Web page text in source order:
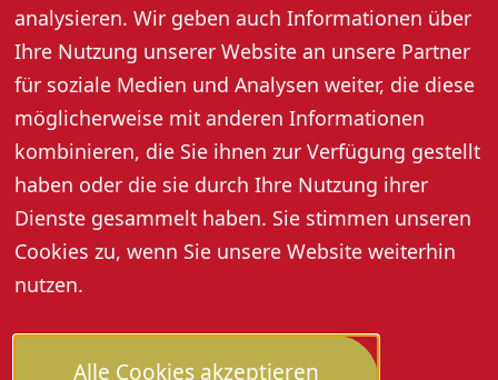
analysieren. Wir geben auch Informationen über
Ihre Nutzung unserer Website an unsere Partner
für soziale Medien und Analysen weiter, die diese
möglicherweise mit anderen Informationen
kombinieren, die Sie ihnen zur Verfügung gestellt
haben oder die sie durch Ihre Nutzung ihrer
Dienste gesammelt haben. Sie stimmen unseren
Cookies zu, wenn Sie unsere Website weiterhin
nutzen.
Alle Cookies akzeptieren
Weitere Informationen